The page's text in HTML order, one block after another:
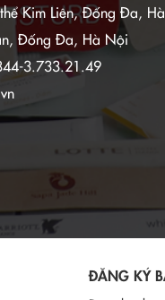
Kim Liên, Đống Đa,
Đống Đa, Hà Nội
3.733.21.49
ĐĂNG KÝ